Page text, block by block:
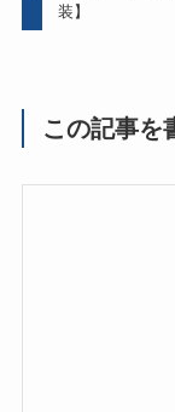
装】
この記事を